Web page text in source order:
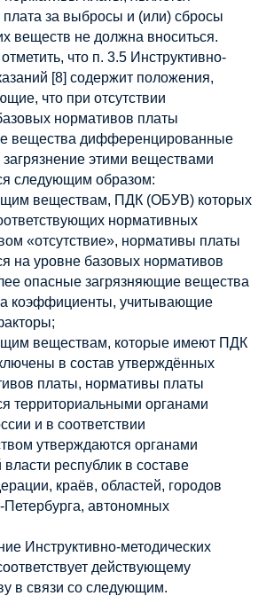
за выбросы и (или) сбросы
веществ не должна вноситься.
что п. 3.5 Инструктивно-
[8] содержит положения,
что при отсутствии
нормативов платы
вещества дифференцированные
загрязнение этими веществами
следующим образом:
веществам, ПДК (ОБУВ) которых
нормативных
«отсутствие», нормативы платы
на уровне базовых нормативов
опасные загрязняющие вещества
коэффициенты, учитывающие
веществам, которые имеют ПДК
в состав утверждённых
платы, нормативы платы
территориальными органами
и в соответствии
утверждаются органами
республик в составе
краёв, областей, городов
автономных
Инструктивно-методических
действующему
в связи со следующим.